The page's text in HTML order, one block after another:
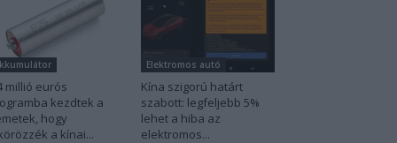
millió eurós
kezdtek a
hogy
a kínai...
Elektromos autó
Kína szigorú határt
szabott: legfeljebb 5%
lehet a hiba az
elektromos...